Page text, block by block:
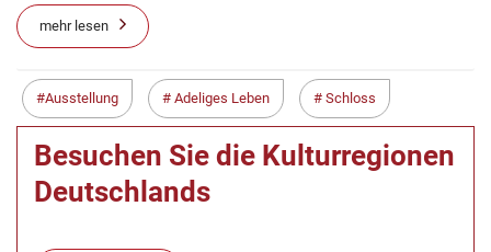
mehr lesen
Ausstellung Adeliges Leben Schloss
Besuchen Sie die Kulturregionen
Deutschlands